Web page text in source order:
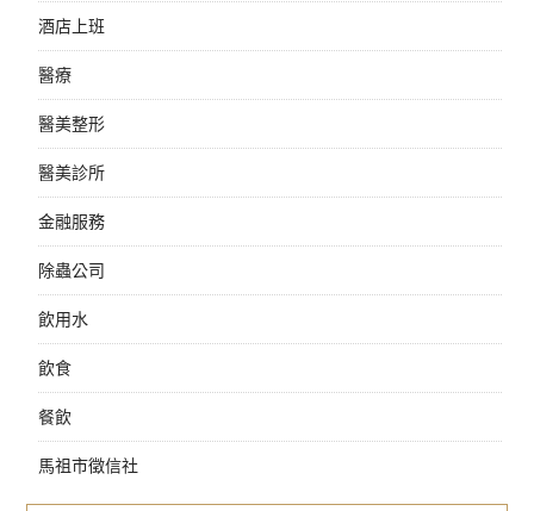
酒店上班
醫療
醫美整形
醫美診所
金融服務
除蟲公司
飲用水
飲食
餐飲
馬祖市徵信社